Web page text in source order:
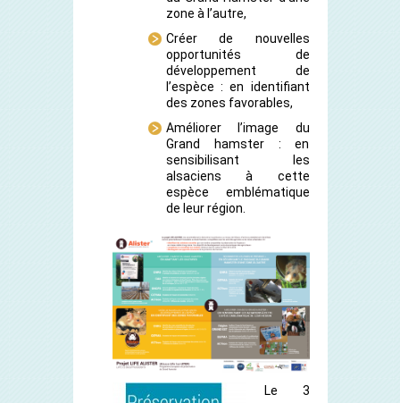
zone à l’autre,
Créer de nouvelles
opportunités de
développement de
l’espèce : en identifiant
des zones favorables,
Améliorer l’image du
Grand hamster : en
sensibilisant les
alsaciens à cette
espèce emblématique
de leur région.
Le 3